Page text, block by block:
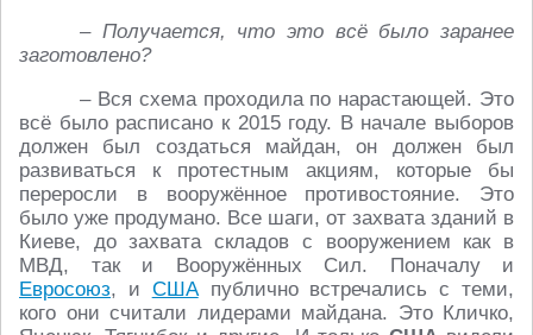
– Получается, что это всё было заранее
заготовлено?
– Вся схема проходила по нарастающей. Это
всё было расписано к 2015 году. В начале выборов
должен был создаться майдан, он должен был
развиваться к протестным акциям, которые бы
переросли в вооружённое противостояние. Это
было уже продумано. Все шаги, от захвата зданий в
Киеве, до захвата складов с вооружением как в
МВД, так и Вооружённых Сил. Поначалу и
Евросоюз, и СШАпублично встречались с теми,
кого они считали лидерами майдана. Это Кличко,